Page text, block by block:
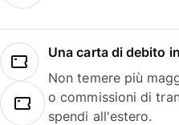
Una carta di debito
Non temere più
o commissioni di
spendi all'estero.